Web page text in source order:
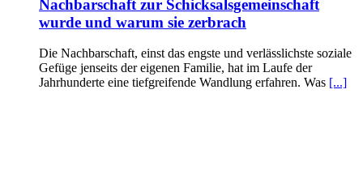
Nachbarschaft zur Schicksalsgemeinschaft
wurde und warum sie zerbrach
Die Nachbarschaft, einst das engste und verlässlichste soziale
Gefüge jenseits der eigenen Familie, hat im Laufe der
Jahrhunderte eine tiefgreifende Wandlung erfahren. Was [...]